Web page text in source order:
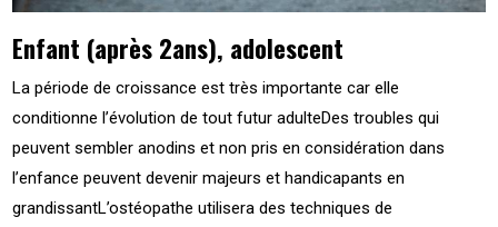
Enfant (après 2ans), adolescent
La période de croissance est très importante car elle
conditionne l’évolution de tout futur adulteDes troubles qui
peuvent sembler anodins et non pris en considération dans
l’enfance peuvent devenir majeurs et handicapants en
grandissantL’ostéopathe utilisera des techniques de